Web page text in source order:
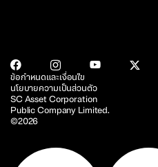
SC Asset Corporation
Public Company Limited.
©2026
ข้อกำหนดและเงื่อนไข
นโยบายความเป็นส่วนตัว